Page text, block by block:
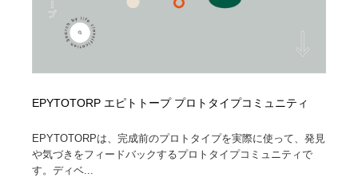
EPYTOTORP エピトトープ プロトタイプコミュニティ
EPYTOTORPは、完成前のプロトタイプを実際に使って、発見
や気づきをフィードバックするプロトタイプコミュニティで
す。ディベ...